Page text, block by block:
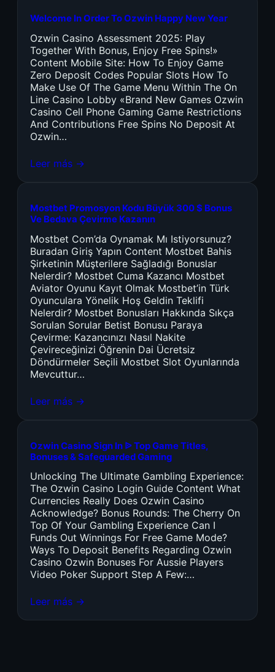
Welcome In Order To Ozwin Happy New Year
Ozwin Casino Assessment 2025: Play
Together With Bonus, Enjoy Free Spins!»
Content Mobile Site: How To Enjoy Game
Zero Deposit Codes Popular Slots How To
Make Use Of The Game Menu Within The On
Line Casino Lobby «Brand New Games Ozwin
Casino Cell Phone Gaming Game Restrictions
And Contributions Free Spins No Deposit At
Ozwin…
Leer más →
Mostbet Promosyon Kodu Büyük 300 $ Bonus
Ve Bedava Çevirme Kazanın
Mostbet Com’da Oynamak Mı Istiyorsunuz?
Buradan Giriş Yapın Content Mostbet Bahis
Şirketinin Müşterilere Sağladığı Bonuslar
Nelerdir? Mostbet Cuma Kazancı Mostbet
Aviator Oyunu Kayıt Olmak Mostbet’in Türk
Oyunculara Yönelik Hoş Geldin Teklifi
Nelerdir? Mostbet Bonusları Hakkında Sıkça
Sorulan Sorular Betist Bonusu Paraya
Çevirme: Kazancınızı Nasıl Nakite
Çevireceğinizi Öğrenin Dai Ücretsiz
Döndürmeler Seçili Mostbet Slot Oyunlarında
Mevcuttur…
Leer más →
Ozwin Casino Sign In ᐉ Top Game Titles,
Bonuses & Safeguarded Gaming
Unlocking The Ultimate Gambling Experience:
The Ozwin Casino Login Guide Content What
Currencies Really Does Ozwin Casino
Acknowledge? Bonus Rounds: The Cherry On
Top Of Your Gambling Experience Can I
Funds Out Winnings For Free Game Mode?
Ways To Deposit Benefits Regarding Ozwin
Casino Ozwin Bonuses For Aussie Players
Video Poker Support Step A Few:…
Leer más →